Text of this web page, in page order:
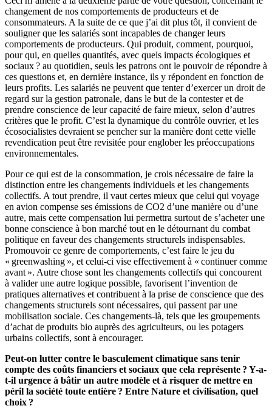
changement de nos comportements de producteurs et de
consommateurs. A la suite de ce que j’ai dit plus tôt, il convient de
souligner que les salariés sont incapables de changer leurs
comportements de producteurs. Qui produit, comment, pourquoi,
pour qui, en quelles quantités, avec quels impacts écologiques et
sociaux ? au quotidien, seuls les patrons ont le pouvoir de répondre à
ces questions et, en dernière instance, ils y répondent en fonction de
leurs profits. Les salariés ne peuvent que tenter d’exercer un droit de
regard sur la gestion patronale, dans le but de la contester et de
prendre conscience de leur capacité de faire mieux, selon d’autres
critères que le profit. C’est la dynamique du contrôle ouvrier, et les
écosocialistes devraient se pencher sur la manière dont cette vielle
revendication peut être revisitée pour englober les préoccupations
environnementales.
Pour ce qui est de la consommation, je crois nécessaire de faire la
distinction entre les changements individuels et les changements
collectifs. A tout prendre, il vaut certes mieux que celui qui voyage
en avion compense ses émissions de CO2 d’une manière ou d’une
autre, mais cette compensation lui permettra surtout de s’acheter une
bonne conscience à bon marché tout en le détournant du combat
politique en faveur des changements structurels indispensables.
Promouvoir ce genre de comportements, c’est faire le jeu du
« greenwashing », et celui-ci vise effectivement à « continuer comme
avant ». Autre chose sont les changements collectifs qui concourent
à valider une autre logique possible, favorisent l’invention de
pratiques alternatives et contribuent à la prise de conscience que des
changements structurels sont nécessaires, qui passent par une
mobilisation sociale. Ces changements-là, tels que les groupements
d’achat de produits bio auprès des agriculteurs, ou les potagers
urbains collectifs, sont à encourager.
Peut-on lutter contre le basculement climatique sans tenir
compte des coûts financiers et sociaux que cela représente ? Y-a-
t-il urgence à bâtir un autre modèle et à risquer de mettre en
péril la société toute entière ? Entre Nature et civilisation, quel
choix ?